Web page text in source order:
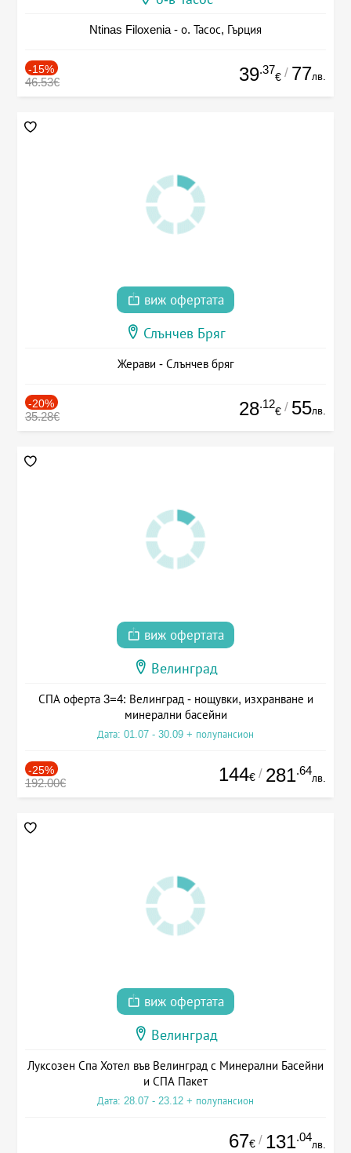
Ntinas Filoxenia - о. Тасос, Гърция
-15%
46.53€ 39.37
€ / 77лв.
виж офертата
Слънчев Бряг
Жерави - Слънчев бряг
-20%
35.28€ 28.12
€ / 55лв.
виж офертата
Велинград
СПА оферта 3=4: Велинград - нощувки, изхранване и
минерални басейни
Дата: 01.07 - 30.09 + полупансион
-25%
192.00€ 144€ / 281.64
лв.
виж офертата
Велинград
Луксозен Спа Хотел във Велинград с Минерални Басейни
и СПА Пакет
Дата: 28.07 - 23.12 + полупансион
67€ / 131.04
лв.